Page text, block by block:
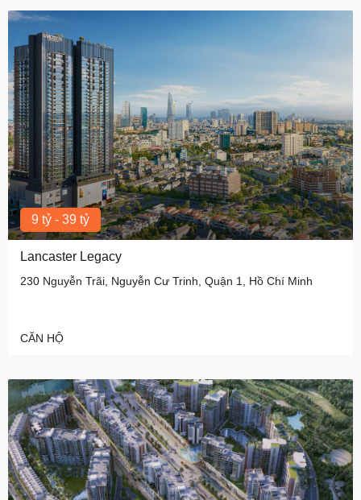
9 tỷ - 39 tỷ
Lancaster Legacy
230 Nguyễn Trãi, Nguyễn Cư Trinh, Quận 1, Hồ Chí Minh
CĂN HỘ